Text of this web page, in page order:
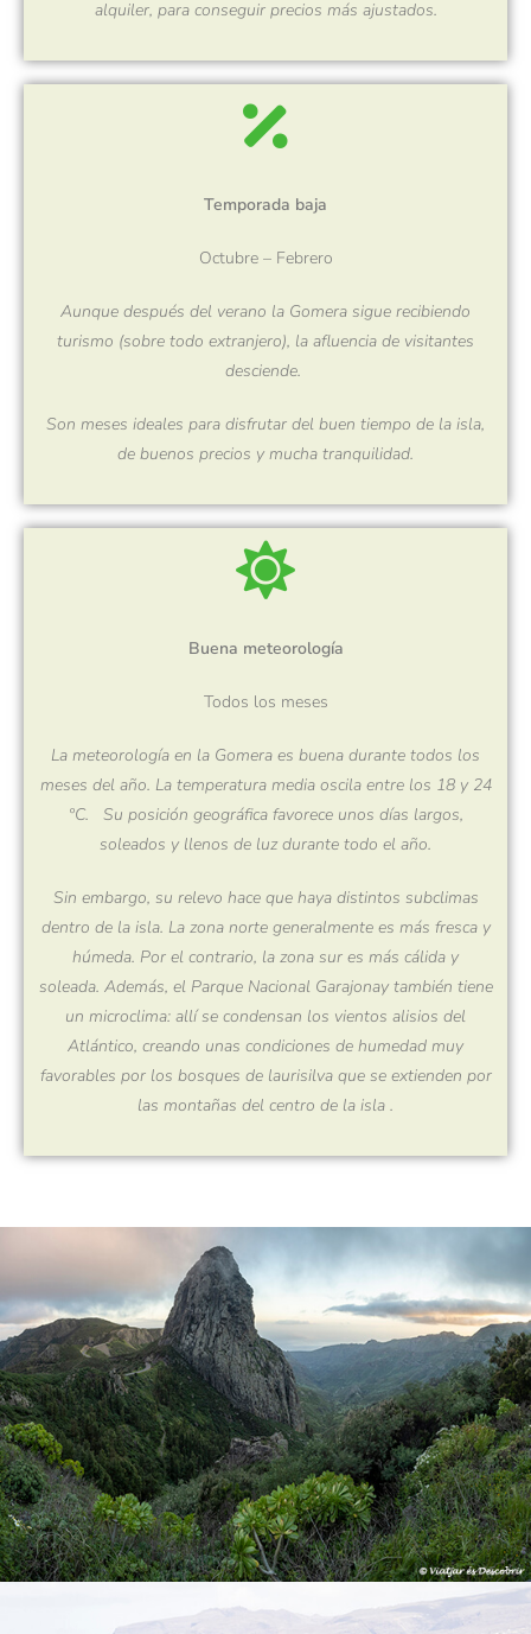
alquiler, para conseguir precios más ajustados.
Temporada baja
Octubre – Febrero
Aunque después del verano la Gomera sigue recibiendo
turismo (sobre todo extranjero), la afluencia de visitantes
desciende.
Son meses ideales para disfrutar del buen tiempo de la isla,
de buenos precios y mucha tranquilidad.
Buena meteorología
Todos los meses
La meteorología en la Gomera es buena durante todos los
meses del año. La temperatura media oscila entre los 18 y 24
ºC.
Su posición geográfica favorece unos días largos,
soleados y llenos de luz durante todo el año.
Sin embargo, su relevo hace que haya distintos subclimas
dentro de la isla. La zona norte generalmente es más fresca y
húmeda. Por el contrario, la zona sur es más cálida y
soleada. Además, el Parque Nacional Garajonay también tiene
un microclima: allí se condensan los vientos alisios del
Atlántico, creando unas condiciones de humedad muy
favorables por los bosques de laurisilva que se extienden por
las montañas del centro de la isla .